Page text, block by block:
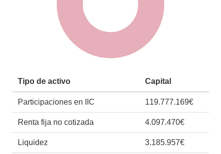
Tipo de activo Capital
Participaciones en IIC 119.777.169€
Renta fija no cotizada 4.097.470€
Liquidez 3.185.957€